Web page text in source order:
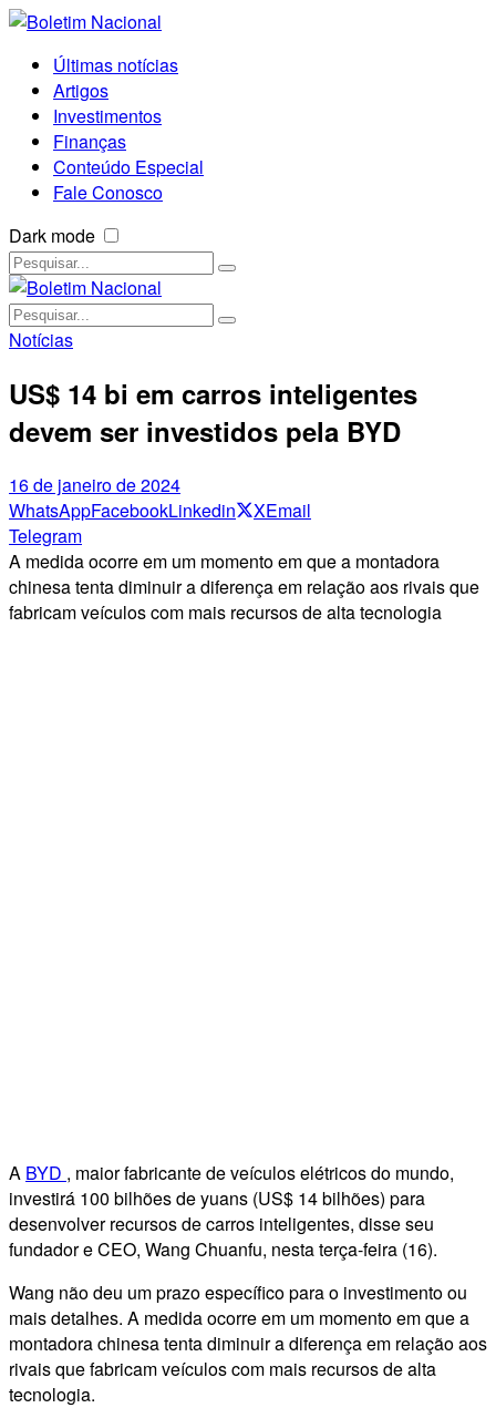
Últimas notícias
Artigos
Investimentos
Finanças
Conteúdo Especial
Fale Conosco
Dark mode
Notícias
US$ 14 bi em carros inteligentes
devem ser investidos pela BYD
16 de janeiro de 2024
WhatsAppFacebookLinkedin XEmail
Telegram
A medida ocorre em um momento em que a montadora
chinesa tenta diminuir a diferença em relação aos rivais que
fabricam veículos com mais recursos de alta tecnologia
A BYD , maior fabricante de veículos elétricos do mundo,
investirá 100 bilhões de yuans (US$ 14 bilhões) para
desenvolver recursos de carros inteligentes, disse seu
fundador e CEO, Wang Chuanfu, nesta terça-feira (16).
Wang não deu um prazo específico para o investimento ou
mais detalhes. A medida ocorre em um momento em que a
montadora chinesa tenta diminuir a diferença em relação aos
rivais que fabricam veículos com mais recursos de alta
tecnologia.